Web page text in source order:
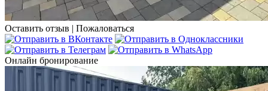
Оставить отзыв | Пожаловаться
Онлайн бронирование